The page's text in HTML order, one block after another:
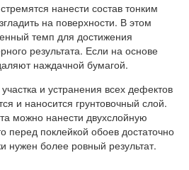
нанести состав тонким
на поверхности. В этом
темп для достижения
результата. Если на основе
наждачной бумагой.
и устранения всех дефектов
и наносится грунтовочный слой.
можно нанести двухслойную
перед поклейкой обоев достаточно
нужен более ровный результат.